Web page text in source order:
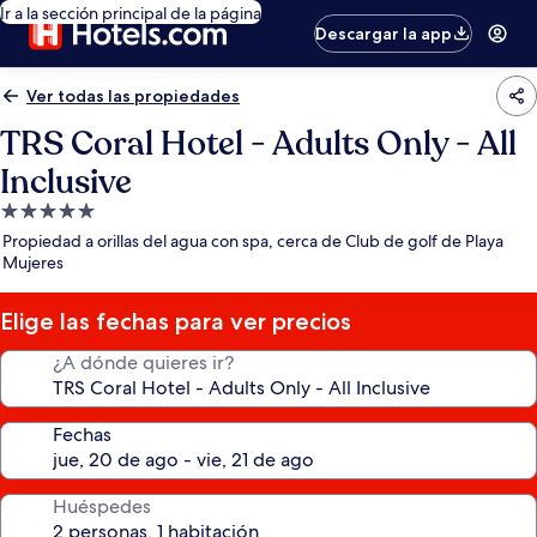
Ir a la sección principal de la página
Descargar la app
Ver todas las propiedades
TRS Coral Hotel - Adults Only - All
Inclusive
Propiedad
de
5.0
estrellas
Propiedad a orillas del agua con spa, cerca de Club de golf de Playa
Mujeres
Elige las fechas para ver precios
¿A dónde quieres ir?
Fechas
Huéspedes